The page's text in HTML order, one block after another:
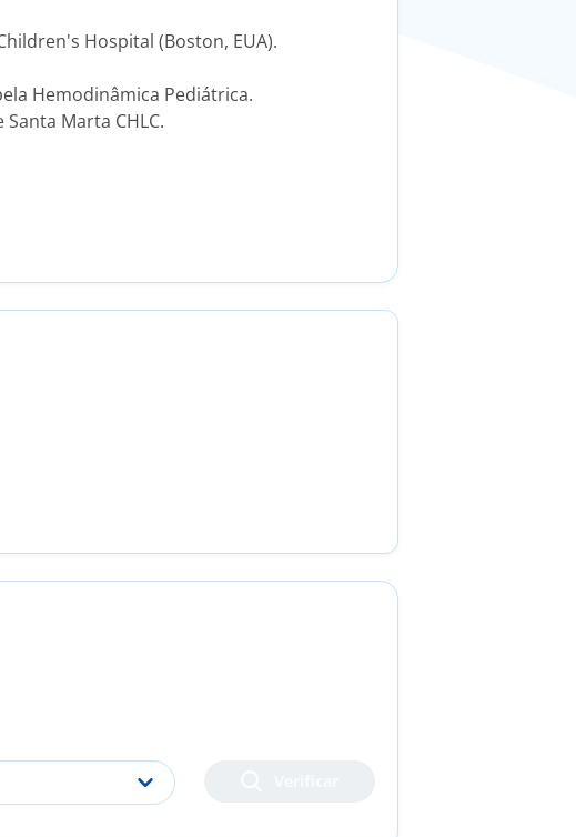
Hospital (Boston, EUA).
Hemodinâmica Pediátrica.​​
Marta CHLC​.​